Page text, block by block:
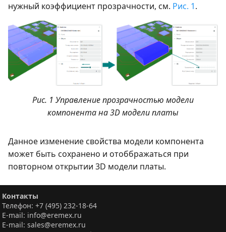
нужный коэффициент прозрачности, см. Рис. 1.
Рис. 1 Управление прозрачностью модели
компонента на 3D модели платы
Данное изменение свойства модели компонента
может быть сохранено и отоббражаться при
повторном открытии 3D модели платы.
Контакты
Телефон: +7 (495) 232-18-64
E-mail: info@eremex.ru
E-mail: sales@eremex.ru